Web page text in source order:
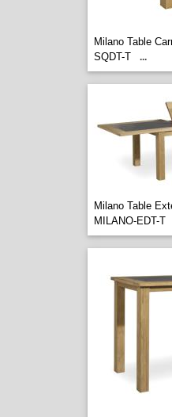
Milano Table
SQDT-T
...
Milano Table
MILANO-EDT-T